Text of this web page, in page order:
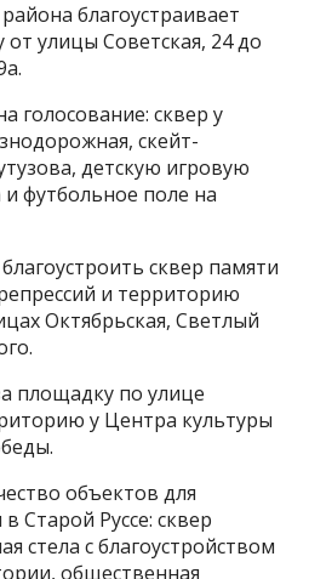
благоустраивает
улицы Советская, 24 до
голосование: сквер у
скейт-
детскую игровую
футбольное поле на
сквер памяти
и территорию
Октябрьская, Светлый
площадку по улице
у Центра культуры
объектов для
Старой Руссе: сквер
стела с благоустройством
общественная